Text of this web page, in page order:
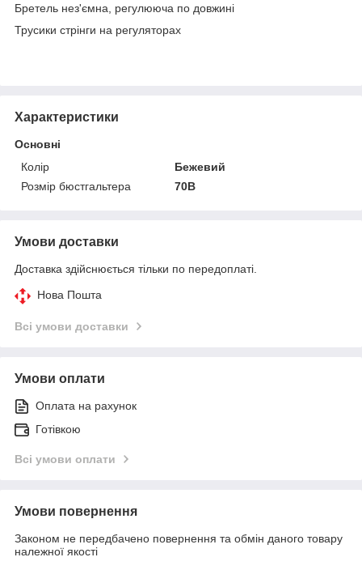
Бретель нез'ємна, регулююча по довжині
Трусики стрінги на регуляторах
Характеристики
Основні
Колір
Бежевий
Розмір бюстгальтера
70B
Умови доставки
Доставка здійснюється тільки по передоплаті.
Нова Пошта
Всі умови доставки
Умови оплати
Оплата на рахунок
Готівкою
Всі умови оплати
Умови повернення
Законом не передбачено повернення та обмін даного товару
належної якості